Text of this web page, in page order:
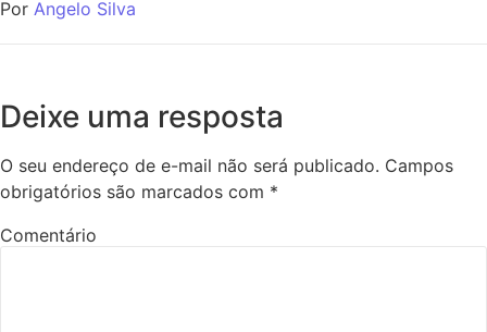
Por Angelo Silva
Deixe uma resposta
O seu endereço de e-mail não será publicado. Campos
obrigatórios são marcados com *
Comentário